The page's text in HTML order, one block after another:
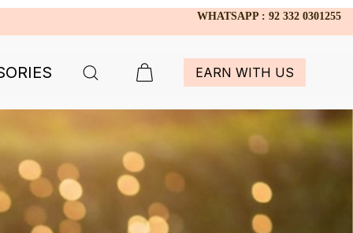
WHATSAPP : 92 332 0301255
EARN WITH US